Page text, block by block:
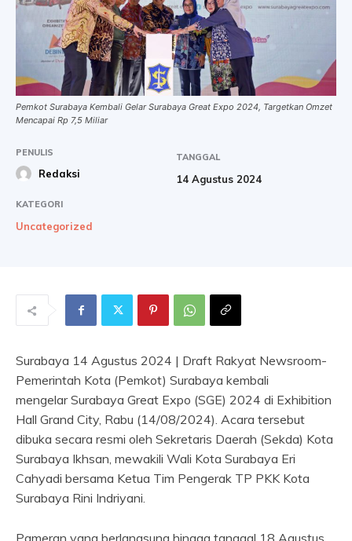
Pemkot Surabaya Kembali Gelar Surabaya Great Expo 2024, Targetkan Omzet
Mencapai Rp 7,5 Miliar
PENULIS
Redaksi
TANGGAL
14 Agustus 2024
KATEGORI
Uncategorized
Surabaya 14 Agustus 2024 | Draft Rakyat Newsroom-
Pemerintah Kota (Pemkot) Surabaya kembali
mengelar Surabaya Great Expo (SGE) 2024 di Exhibition
Hall Grand City, Rabu (14/08/2024). Acara tersebut
dibuka secara resmi oleh Sekretaris Daerah (Sekda) Kota
Surabaya Ikhsan, mewakili Wali Kota Surabaya Eri
Cahyadi bersama Ketua Tim Pengerak TP PKK Kota
Surabaya Rini Indriyani.